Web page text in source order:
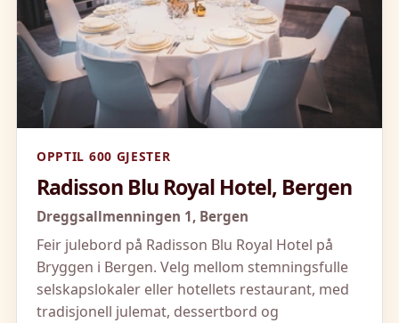
OPPTIL 600 GJESTER
Radisson Blu Royal Hotel, Bergen
Dreggsallmenningen 1, Bergen
Feir julebord på Radisson Blu Royal Hotel på
Bryggen i Bergen. Velg mellom stemningsfulle
selskapslokaler eller hotellets restaurant, med
tradisjonell julemat, dessertbord og